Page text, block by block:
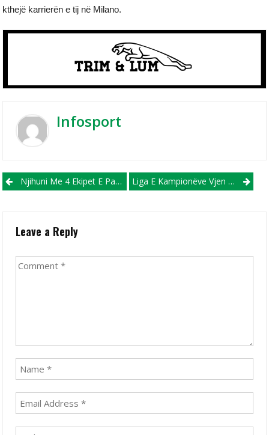
kthejë karrierën e tij në Milano.
Infosport
Post navigation
Njihuni Me 4 Ekipet E Para Që Kaluan Fazën “play-Off” Dhe Me Kë Mund Të Përballen Tutje! Liga E Kampionëve Vjen Sonte Me Ndeshje Shumë Të Zjarrta, E Gjithë Vëmendja Në Madrid
Leave a Reply